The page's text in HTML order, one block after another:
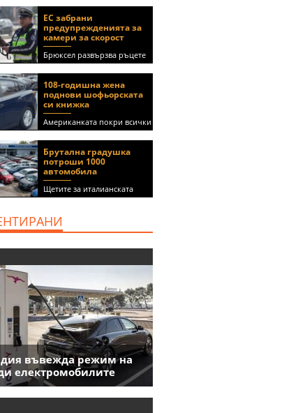
ЕС забрани
предупрежденията за
камери за скорост
Брюксел развързва ръцете
на правителствата за
приложения като Waze и
Google Maps
108-годишна жена
поднови шофьорската
си книжка
Американката покри всички
медицински изисквания, за
(ВИДЕО)
Брутална градушка
потроши 1000
автомобила
Щетите за италианската
автокъща се оценяват на 5
въвежда режим на
електромобилите